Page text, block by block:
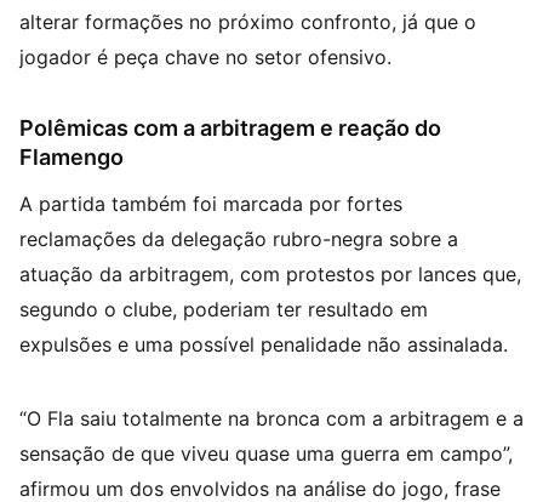
alterar formações no próximo confronto, já que o
jogador é peça chave no setor ofensivo.
Polêmicas com a arbitragem e reação do
Flamengo
A partida também foi marcada por fortes
reclamações da delegação rubro-negra sobre a
atuação da arbitragem, com protestos por lances que,
segundo o clube, poderiam ter resultado em
expulsões e uma possível penalidade não assinalada.
“O Fla saiu totalmente na bronca com a arbitragem e a
sensação de que viveu quase uma guerra em campo”,
afirmou um dos envolvidos na análise do jogo, frase